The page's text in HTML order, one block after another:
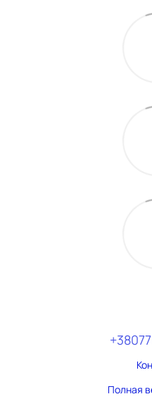
Полная